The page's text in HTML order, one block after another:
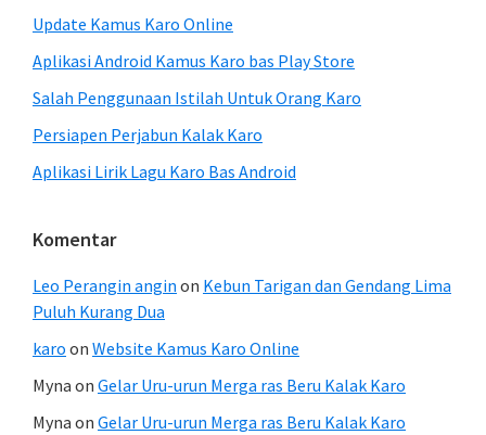
Update Kamus Karo Online
Aplikasi Android Kamus Karo bas Play Store
Salah Penggunaan Istilah Untuk Orang Karo
Persiapen Perjabun Kalak Karo
Aplikasi Lirik Lagu Karo Bas Android
Komentar
Leo Perangin angin on Kebun Tarigan dan Gendang Lima
Puluh Kurang Dua
karo on Website Kamus Karo Online
Myna on Gelar Uru-urun Merga ras Beru Kalak Karo
Myna on Gelar Uru-urun Merga ras Beru Kalak Karo